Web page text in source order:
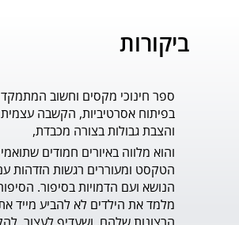
ביקורות
ספר חינוכי מקסים וחשוב המתמקד
בפיתוח אסרטיביות, הקשבה עצמית
והצבת גבולות בצורה מכבדת,